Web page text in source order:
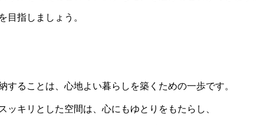
目指しましょう。
することは、心地よい暮らしを築くための一歩です。
ッキリとした空間は、心にもゆとりをもたらし、